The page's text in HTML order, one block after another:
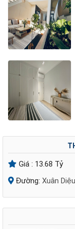
Giá : 13.68 Tỷ
Đường: Xuân Diệu